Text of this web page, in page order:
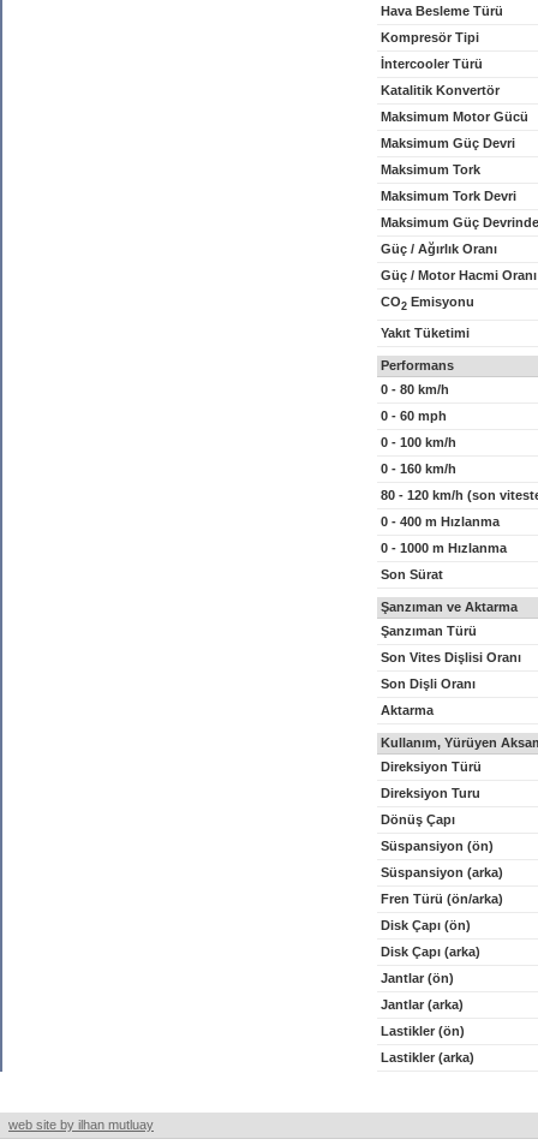
Hava Besleme Türü
Kompresör Tipi
İntercooler Türü
Katalitik Konvertör
Maksimum Motor Gücü
Maksimum Güç Devri
Maksimum Tork
Maksimum Tork Devri
Maksimum Güç
Güç / Ağırlık Oranı
Güç / Motor Hacmi Oranı
CO2 Emisyonu
Yakıt Tüketimi
Performans
0 - 80 km/h
0 - 60 mph
0 - 100 km/h
0 - 160 km/h
80 - 120 km/h (son
0 - 400 m Hızlanma
0 - 1000 m Hızlanma
Son Sürat
Şanzıman ve Aktarma
Şanzıman Türü
Son Vites Dişlisi Oranı
Son Dişli Oranı
Aktarma
Kullanım, Yürüyen
Direksiyon Türü
Direksiyon Turu
Dönüş Çapı
Süspansiyon (ön)
Süspansiyon (arka)
Fren Türü (ön/arka)
Disk Çapı (ön)
Disk Çapı (arka)
Jantlar (ön)
Jantlar (arka)
Lastikler (ön)
Lastikler (arka)
web site by ilhan mutluay